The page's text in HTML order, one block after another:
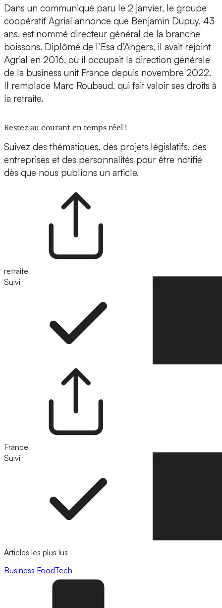
Dans un communiqué paru le 2 janvier, le groupe
coopératif Agrial annonce que Benjamin Dupuy, 43
ans, est nommé directeur général de la branche
boissons. Diplômé de l’Esa d’Angers, il avait rejoint
Agrial en 2016, où il occupait la direction générale
de la business unit France depuis novembre 2022.
Il remplace Marc Roubaud, qui fait valoir ses droits à
la retraite.
Restez au courant en temps réel !
Suivez des thématiques, des projets législatifs, des
entreprises et des personnalités pour être notifié
dès que nous publions un article.
retraite
Suivi
France
Suivi
Articles les plus lus
Business FoodTech